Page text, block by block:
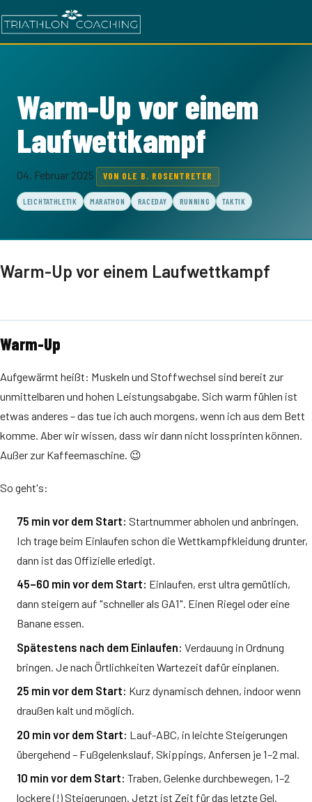
Warm-Up vor einem
Laufwettkampf
04. Februar 2025 VON OLE B. ROSENTRETER
LEICHTATHLETIK MARATHON RACEDAY RUNNING TAKTIK
Warm-Up vor einem Laufwettkampf
Warm-Up
Aufgewärmt heißt: Muskeln und Stoffwechsel sind bereit zur
unmittelbaren und hohen Leistungsabgabe. Sich warm fühlen ist
etwas anderes – das tue ich auch morgens, wenn ich aus dem Bett
komme. Aber wir wissen, dass wir dann nicht lossprinten können.
Außer zur Kaffeemaschine. 😉
So geht's:
75 min vor dem Start: Startnummer abholen und anbringen.
Ich trage beim Einlaufen schon die Wettkampfkleidung drunter,
dann ist das Offizielle erledigt.
45–60 min vor dem Start: Einlaufen, erst ultra gemütlich,
dann steigern auf "schneller als GA1". Einen Riegel oder eine
Banane essen.
Spätestens nach dem Einlaufen: Verdauung in Ordnung
bringen. Je nach Örtlichkeiten Wartezeit dafür einplanen.
25 min vor dem Start: Kurz dynamisch dehnen, indoor wenn
draußen kalt und möglich.
20 min vor dem Start: Lauf-ABC, in leichte Steigerungen
übergehend – Fußgelenkslauf, Skippings, Anfersen je 1–2 mal.
10 min vor dem Start: Traben, Gelenke durchbewegen, 1–2
lockere (!) Steigerungen. Jetzt ist Zeit für das letzte Gel.